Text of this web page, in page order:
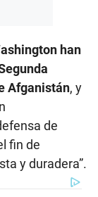
han
Afganistán, y
de
fin de
y duradera”.